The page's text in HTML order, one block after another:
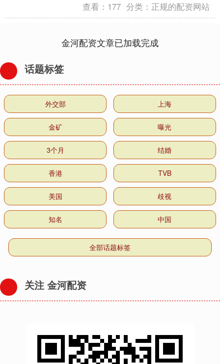
查看： 177 分类： 正规的配资网站
金河配资文章已加载完成
话题标签
外交部 上海
金矿 曝光
3个月 结婚
香港 TVB
美国 歧视
知名 中国
全部话题标签
关注 金河配资